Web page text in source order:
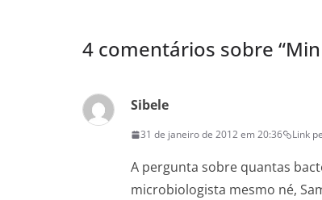
k
4 comentários sobre “
Sibele
31 de janeiro de 2012 em 20:36 Link
A pergunta sobre quantas
microbiologista mesmo né,